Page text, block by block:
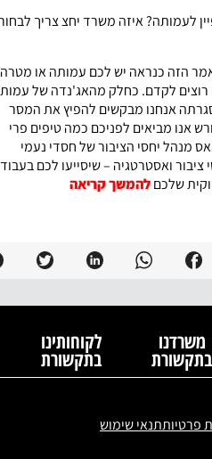
לעמותה? איזה משרד יחצ צריך
הזה כנראה יש לכם עמותה או מטרה
לקדם. כחלק מהאג'נדה של
אנחנו מבקשים להפיץ את המסר
אנו מביאים לפניכם כמה טיפים פרי
מנהל יחסי הציבור של חסדי נעמי
ציבור ואסטרטגיה – שיסייעו לכם
שלכםלהמשך קריאה
משרדנו
בתקשורת
לקוחותינו
בתקשורת
פרטיותתנאי שימוש